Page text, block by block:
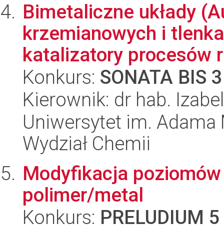
Bimetaliczne układy
krzemianowych i
katalizatory procesów
Konkurs: SONATA BIS 3
Kierownik: dr hab.
Uniwersytet im.
Wydział Chemii
Modyfikacja
polimer/metal
Konkurs: PRELUDIUM 5